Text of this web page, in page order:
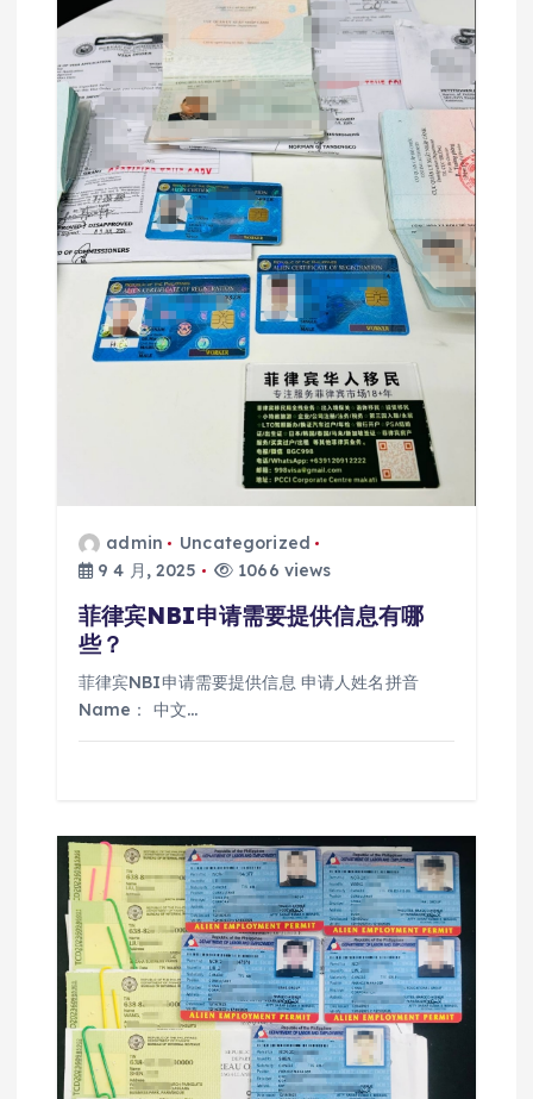
admin
Uncategorized
9 4 月, 2025
1066 views
菲律宾NBI申请需要提供信息有哪
些？
菲律宾NBI申请需要提供信息 申请人姓名拼音
Name： 中文…